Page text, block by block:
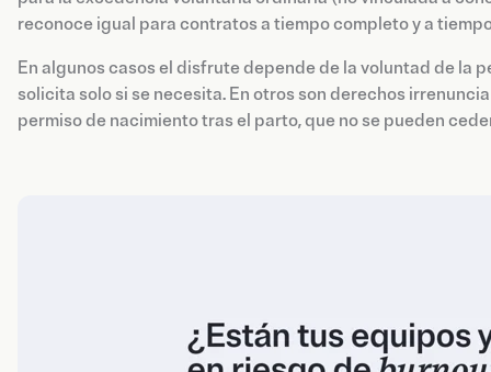
reconoce igual para contratos a tiempo completo y a
En algunos casos el disfrute depende de la voluntad de la
solicita solo si se necesita. En otros son derechos
permiso de nacimiento tras el parto, que no se pueden